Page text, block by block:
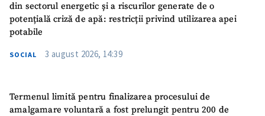
din sectorul energetic și a riscurilor generate de o
potențială criză de apă: restricții privind utilizarea apei
potabile
SOCIAL 3 august 2026, 14:39
Termenul limită pentru finalizarea procesului de
amalgamare voluntară a fost prelungit pentru 200 de